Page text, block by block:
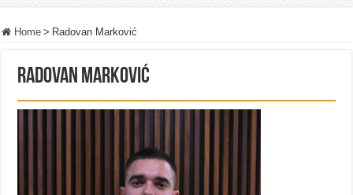
Home > Radovan Marković
Radovan Marković